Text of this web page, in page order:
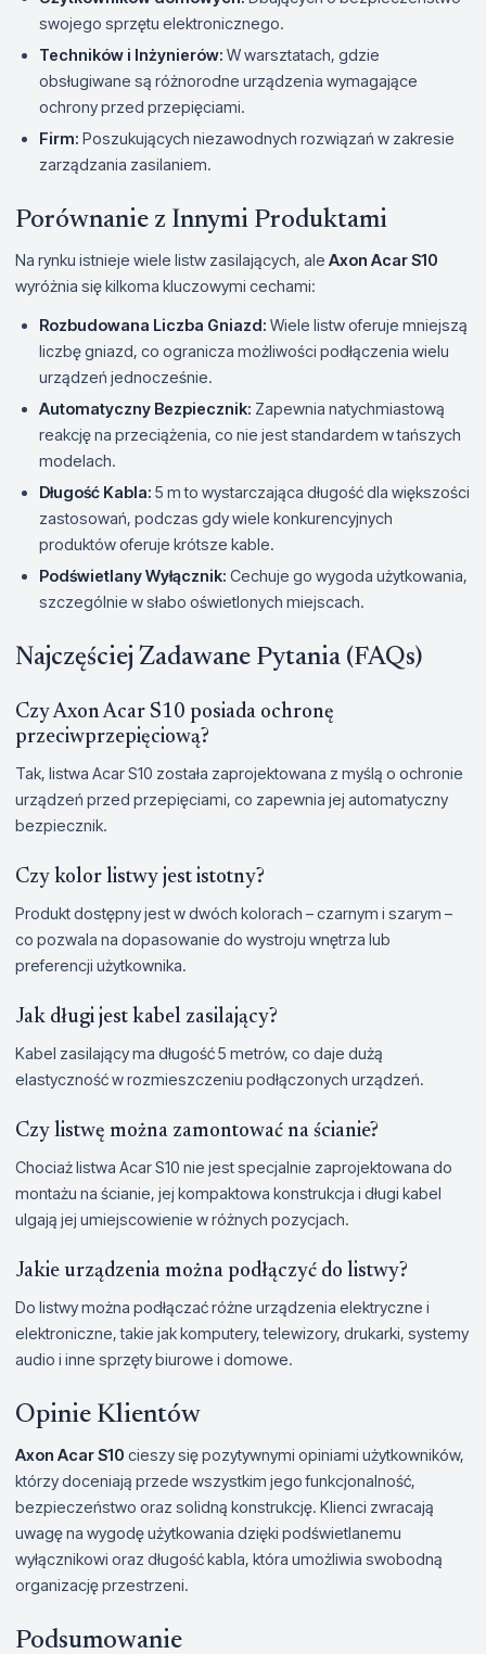
swojego sprzętu elektronicznego.
Techników i Inżynierów: W warsztatach, gdzie
obsługiwane są różnorodne urządzenia wymagające
ochrony przed przepięciami.
Firm: Poszukujących niezawodnych rozwiązań w zakresie
zarządzania zasilaniem.
Porównanie z Innymi Produktami
Na rynku istnieje wiele listw zasilających, ale Axon Acar S10
wyróżnia się kilkoma kluczowymi cechami:
Rozbudowana Liczba Gniazd: Wiele listw oferuje mniejszą
liczbę gniazd, co ogranicza możliwości podłączenia wielu
urządzeń jednocześnie.
Automatyczny Bezpiecznik: Zapewnia natychmiastową
reakcję na przeciążenia, co nie jest standardem w tańszych
modelach.
Długość Kabla: 5 m to wystarczająca długość dla większości
zastosowań, podczas gdy wiele konkurencyjnych
produktów oferuje krótsze kable.
Podświetlany Wyłącznik: Cechuje go wygoda użytkowania,
szczególnie w słabo oświetlonych miejscach.
Najczęściej Zadawane Pytania (FAQs)
Czy Axon Acar S10 posiada ochronę
przeciwprzepięciową?
Tak, listwa Acar S10 została zaprojektowana z myślą o ochronie
urządzeń przed przepięciami, co zapewnia jej automatyczny
bezpiecznik.
Czy kolor listwy jest istotny?
Produkt dostępny jest w dwóch kolorach – czarnym i szarym –
co pozwala na dopasowanie do wystroju wnętrza lub
preferencji użytkownika.
Jak długi jest kabel zasilający?
Kabel zasilający ma długość 5 metrów, co daje dużą
elastyczność w rozmieszczeniu podłączonych urządzeń.
Czy listwę można zamontować na ścianie?
Chociaż listwa Acar S10 nie jest specjalnie zaprojektowana do
montażu na ścianie, jej kompaktowa konstrukcja i długi kabel
ulgają jej umiejscowienie w różnych pozycjach.
Jakie urządzenia można podłączyć do listwy?
Do listwy można podłączać różne urządzenia elektryczne i
elektroniczne, takie jak komputery, telewizory, drukarki, systemy
audio i inne sprzęty biurowe i domowe.
Opinie Klientów
Axon Acar S10 cieszy się pozytywnymi opiniami użytkowników,
którzy doceniają przede wszystkim jego funkcjonalność,
bezpieczeństwo oraz solidną konstrukcję. Klienci zwracają
uwagę na wygodę użytkowania dzięki podświetlanemu
wyłącznikowi oraz długość kabla, która umożliwia swobodną
organizację przestrzeni.
Podsumowanie